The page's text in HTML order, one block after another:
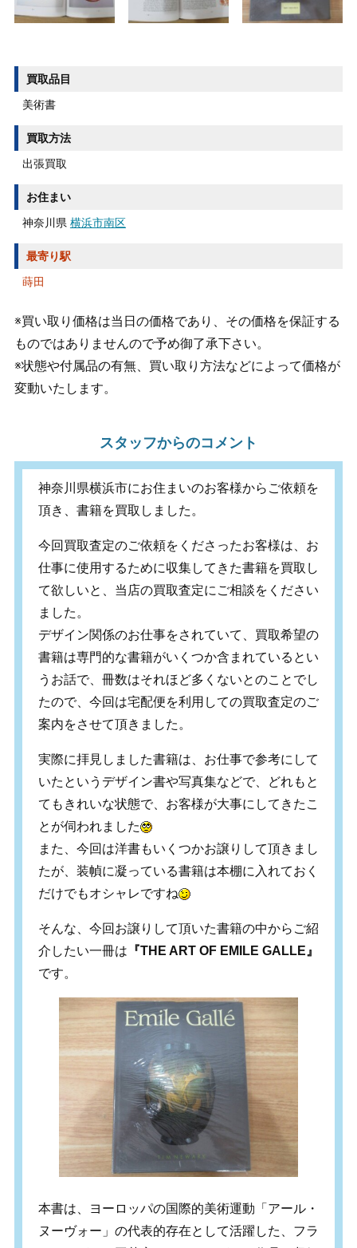
買取品目
美術書
買取方法
出張買取
お住まい
神奈川県 横浜市南区
最寄り駅
蒔田
※買い取り価格は当日の価格であり、その価格を保証する
ものではありませんので予め御了承下さい。
※状態や付属品の有無、買い取り方法などによって価格が
変動いたします。
スタッフからのコメント
神奈川県横浜市にお住まいのお客様からご依頼を
頂き、書籍を買取しました。
今回買取査定のご依頼をくださったお客様は、お
仕事に使用するために収集してきた書籍を買取し
て欲しいと、当店の買取査定にご相談をください
ました。
デザイン関係のお仕事をされていて、買取希望の
書籍は専門的な書籍がいくつか含まれているとい
うお話で、冊数はそれほど多くないとのことでし
たので、今回は宅配便を利用しての買取査定のご
案内をさせて頂きました。
実際に拝見しました書籍は、お仕事で参考にして
いたというデザイン書や写真集などで、どれもと
てもきれいな状態で、お客様が大事にしてきたこ
とが伺われました
また、今回は洋書もいくつかお譲りして頂きまし
たが、装幀に凝っている書籍は本棚に入れておく
だけでもオシャレですね
そんな、今回お譲りして頂いた書籍の中からご紹
介したい一冊は 『THE ART OF EMILE GALLE』
です。
本書は、ヨーロッパの国際的美術運動「アール・
ヌーヴォー」の代表的存在として活躍した、フラ